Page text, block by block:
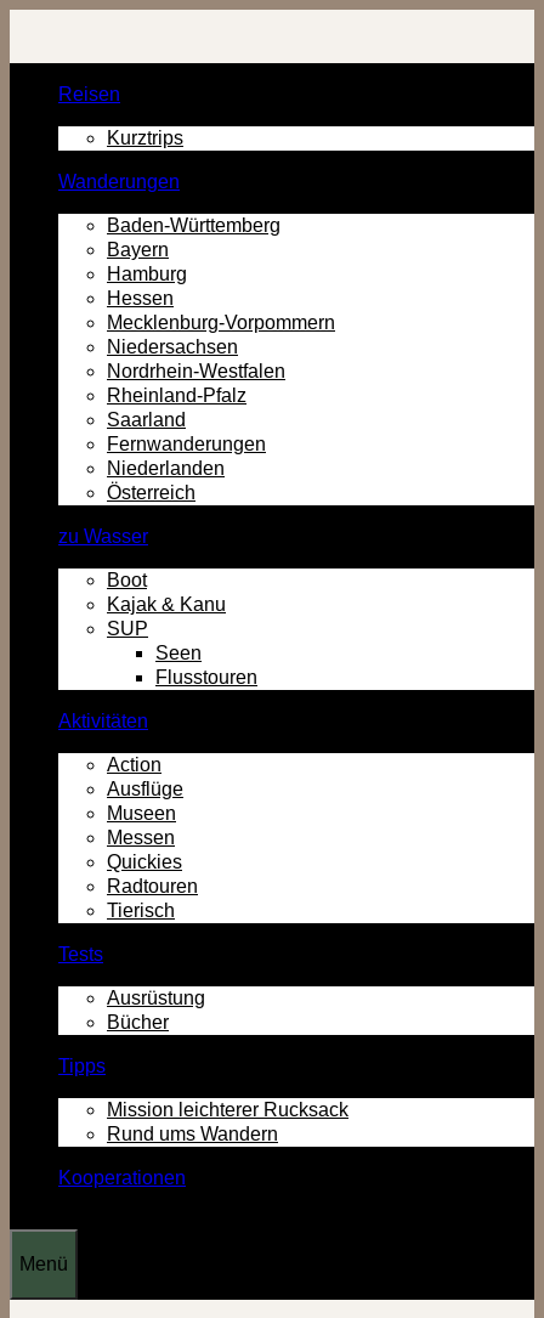
Inhalt
Reisen
Kurztrips
Wanderungen
Baden-Württemberg
Bayern
Hamburg
Hessen
Mecklenburg-Vorpommern
Niedersachsen
Nordrhein-Westfalen
Rheinland-Pfalz
Saarland
Fernwanderungen
Niederlanden
Österreich
zu Wasser
Boot
Kajak & Kanu
SUP
Seen
Flusstouren
Aktivitäten
Action
Ausflüge
Museen
Messen
Quickies
Radtouren
Tierisch
Tests
Ausrüstung
Bücher
Tipps
Mission leichterer Rucksack
Rund ums Wandern
Kooperationen
Menü